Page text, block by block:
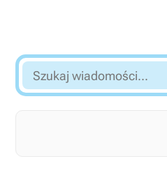
Szukaj
wiadomości...